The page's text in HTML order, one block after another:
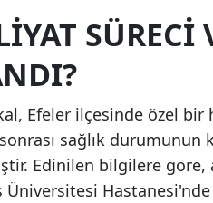
SÜRECI
Efeler ilçesinde özel bir
sağlık durumunun
Edinilen bilgilere göre,
Üniversitesi Hastanesi'nde